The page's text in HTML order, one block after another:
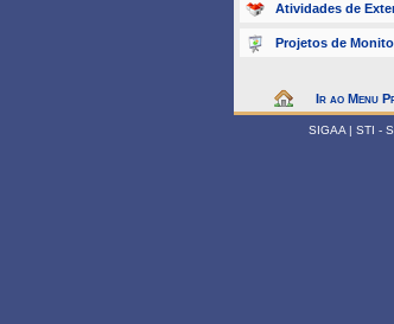
Atividades de
Projetos de
Ir ao Menu
SIGAA | STI -